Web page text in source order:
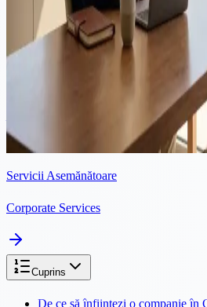
Înregistrarea unei Companii
Marketing Digital: Ghidul
În economia online în continuă
digital, consultanții în social media și
în ce mai mult modalități eficiente de a-
reduce expunerea fiscală și de a se
Servicii Asemănătoare
Corporate Services
Cuprins
De ce să înființezi o companie în